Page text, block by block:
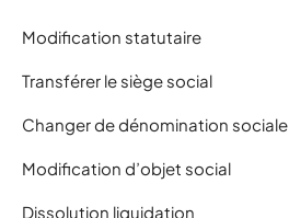
Modification statutaire
Transférer le siège social
Changer de dénomination sociale
Modification d’objet social
Dissolution liquidation